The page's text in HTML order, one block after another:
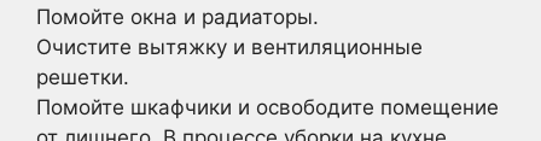
Помойте окна и радиаторы.
Очистите вытяжку и вентиляционные
решетки.
Помойте шкафчики и освободите помещение